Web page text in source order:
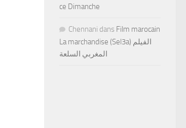
ce Dimanche
Chennani dans Film marocain
La marchandise (Sel3a) الفيلم
المغربي السلعة